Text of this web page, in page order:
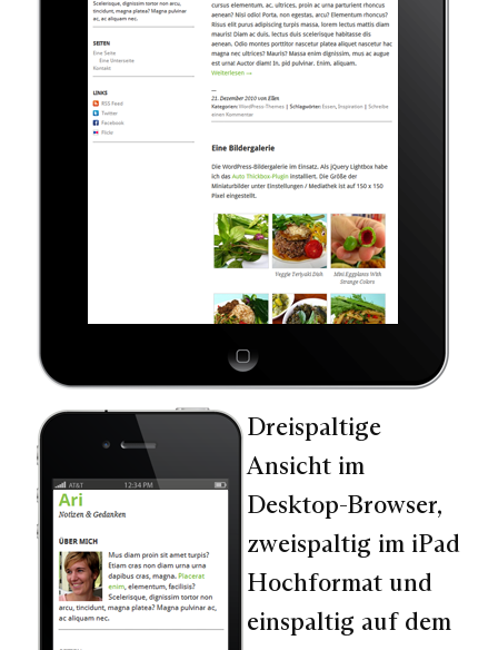
Dreispaltige
Ansicht im
Desktop-Browser,
zweispaltig im iPad
Hochformat und
einspaltig auf dem